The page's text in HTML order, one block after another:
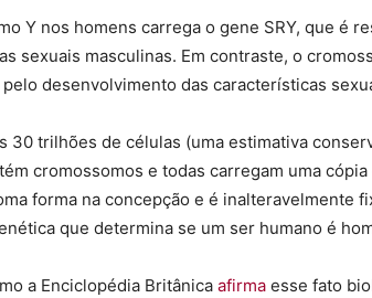
Y nos homens carrega o gene SRY, que é
sexuais masculinas. Em contraste, o
desenvolvimento das características
30 trilhões de células (uma estimativa
cromossomos e todas carregam uma
forma na concepção e é inalteravelmente
que determina se um ser humano é
a Enciclopédia Britânica afirma esse fato